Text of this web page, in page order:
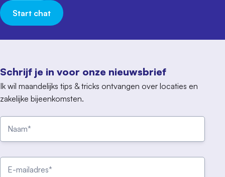
Schrijf je in voor onze nieuwsbrief
Ik wil maandelijks tips & tricks ontvangen over locaties en
zakelijke bijeenkomsten.
Start chat